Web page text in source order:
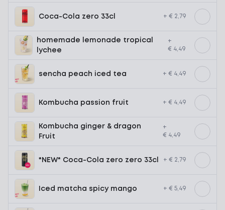
Coca-Cola zero 33cl + € 2,79
homemade lemonade tropical
lychee
+
€ 4,49
sencha peach iced tea + € 4,49
Kombucha passion fruit + € 4,49
Kombucha ginger & dragon
Fruit
+
€ 4,49
*NEW* Coca-Cola zero zero 33cl + € 2,79
Iced matcha spicy mango + € 5,49